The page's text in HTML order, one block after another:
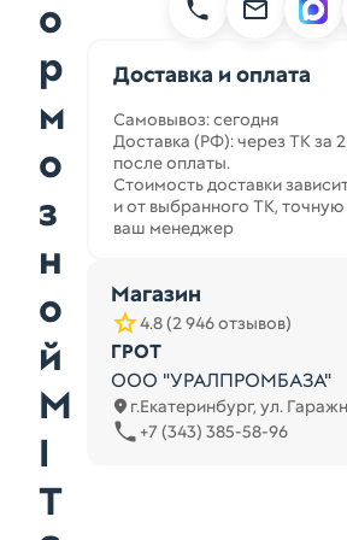
о
р
м
о
з
н
о
й
M
I
T
Доставка и оплата
Самовывоз: сегодня
Доставка (РФ): через ТК за
после оплаты.
Стоимость доставки
и от выбранного ТК,
ваш менеджер
Магазин
4.8 (2 946 отзывов)
ГРОТ
ООО "УРАЛПРОМБАЗА"
г.Екатеринбург, ул.
+7 (343) 385-58-96